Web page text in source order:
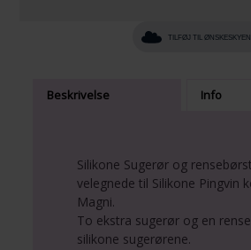
TILFØJ TIL ØNSKESKYEN
Beskrivelse Info
Silikone Sugerør og
velegnede til Silikone Pingvin
Magni.
To ekstra sugerør og en
silikone sugerørene.